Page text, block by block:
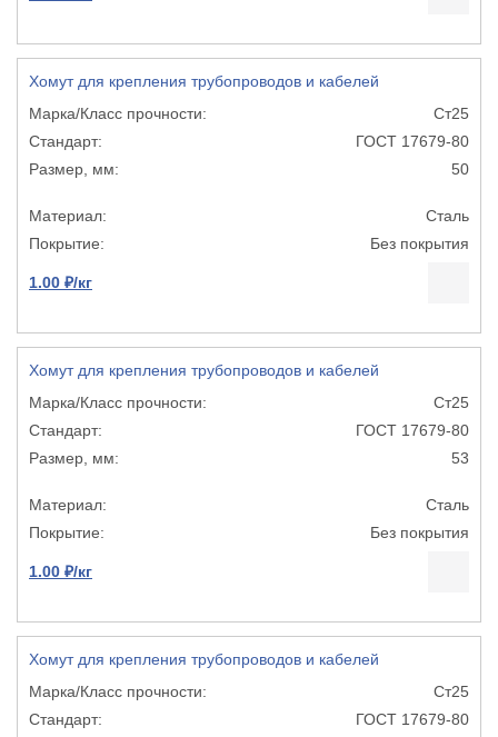
Хомут для крепления трубопроводов и кабелей
Ст25
ГОСТ 17679-80
50
Сталь
Без покрытия
1.00 ₽/кг
Хомут для крепления трубопроводов и кабелей
Ст25
ГОСТ 17679-80
53
Сталь
Без покрытия
1.00 ₽/кг
Хомут для крепления трубопроводов и кабелей
Ст25
ГОСТ 17679-80